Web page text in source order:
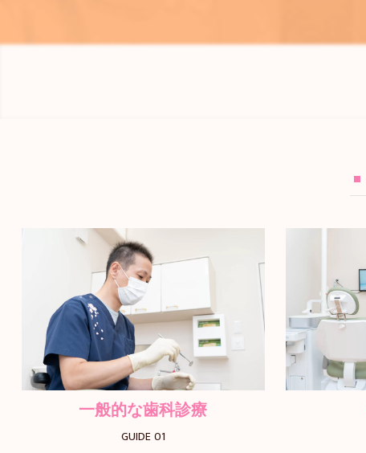
一般的な歯科診療
GUIDE 01